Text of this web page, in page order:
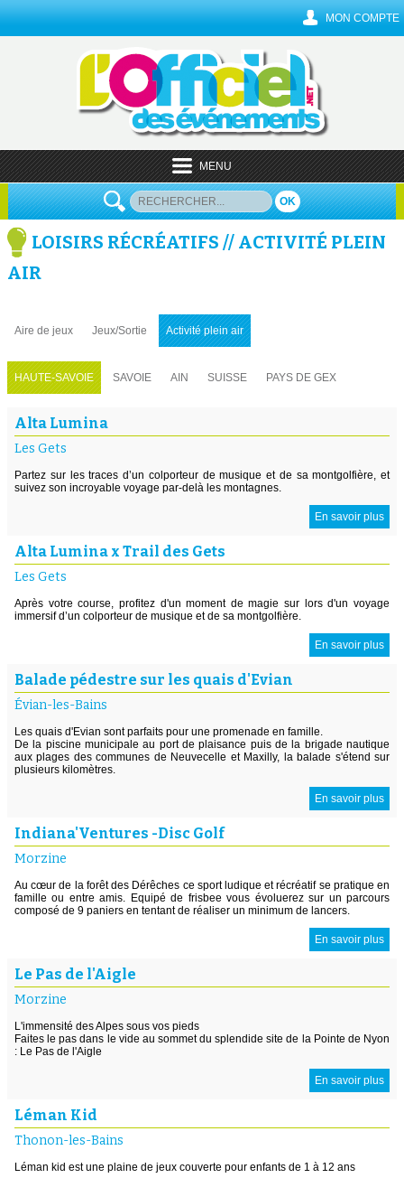
MON COMPTE
MENU
OK
LOISIRS RÉCRÉATIFS // ACTIVITÉ PLEIN
AIR
Aire de jeux Jeux/Sortie Activité plein air
HAUTE-SAVOIE SAVOIE AIN SUISSE PAYS DE GEX
Alta Lumina
Les Gets
Partez sur les traces d’un colporteur de musique et de sa montgolfière, et
suivez son incroyable voyage par-delà les montagnes.
En savoir plus
Alta Lumina x Trail des Gets
Les Gets
Après votre course, profitez d'un moment de magie sur lors d'un voyage
immersif d’un colporteur de musique et de sa montgolfière.
En savoir plus
Balade pédestre sur les quais d'Evian
Évian-les-Bains
Les quais d'Evian sont parfaits pour une promenade en famille.
De la piscine municipale au port de plaisance puis de la brigade nautique
aux plages des communes de Neuvecelle et Maxilly, la balade s'étend sur
plusieurs kilomètres.
En savoir plus
Indiana'Ventures -Disc Golf
Morzine
Au cœur de la forêt des Dérêches ce sport ludique et récréatif se pratique en
famille ou entre amis. Equipé de frisbee vous évoluerez sur un parcours
composé de 9 paniers en tentant de réaliser un minimum de lancers.
En savoir plus
Le Pas de l'Aigle
Morzine
L'immensité des Alpes sous vos pieds
Faites le pas dans le vide au sommet du splendide site de la Pointe de Nyon
: Le Pas de l'Aigle
En savoir plus
Léman Kid
Thonon-les-Bains
Léman kid est une plaine de jeux couverte pour enfants de 1 à 12 ans